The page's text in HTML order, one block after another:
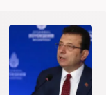
çalışıyor.